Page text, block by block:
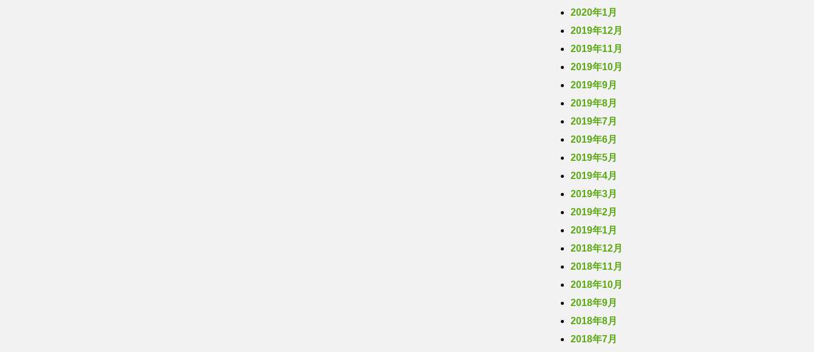
2020年1月
2019年12月
2019年11月
2019年10月
2019年9月
2019年8月
2019年7月
2019年6月
2019年5月
2019年4月
2019年3月
2019年2月
2019年1月
2018年12月
2018年11月
2018年10月
2018年9月
2018年8月
2018年7月